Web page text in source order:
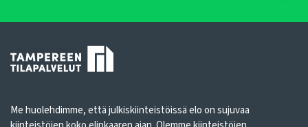
Me huolehdimme, että julkiskiinteistöissä elo on sujuvaa